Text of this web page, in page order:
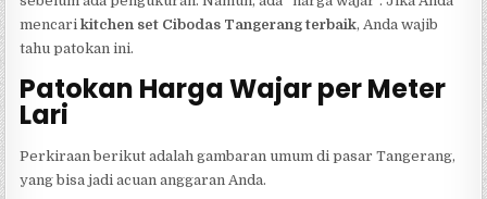
mencarikitchen set Cibodas Tangerang terbaik, Anda wajib
tahu patokan ini.
Patokan Harga Wajar per Meter
Lari
Perkiraan berikut adalah gambaran umum di pasar Tangerang,
yang bisa jadi acuan anggaran Anda.